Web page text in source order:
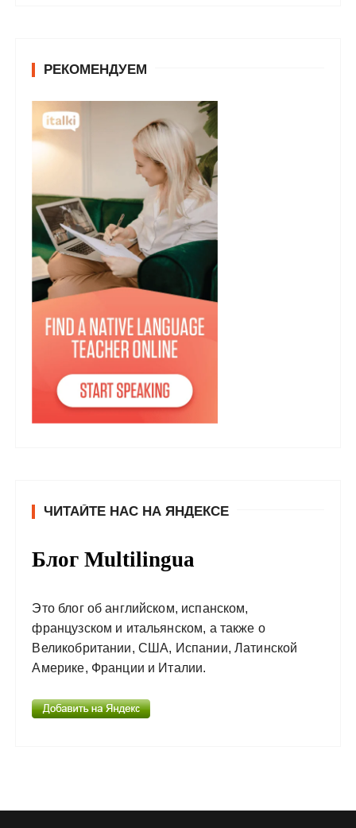
РЕКОМЕНДУЕМ
ЧИТАЙТЕ НАС НА ЯНДЕКСЕ
Блог Multilingua
Это блог об английском, испанском,
французском и итальянском, а также о
Великобритании, США, Испании, Латинской
Америке, Франции и Италии.